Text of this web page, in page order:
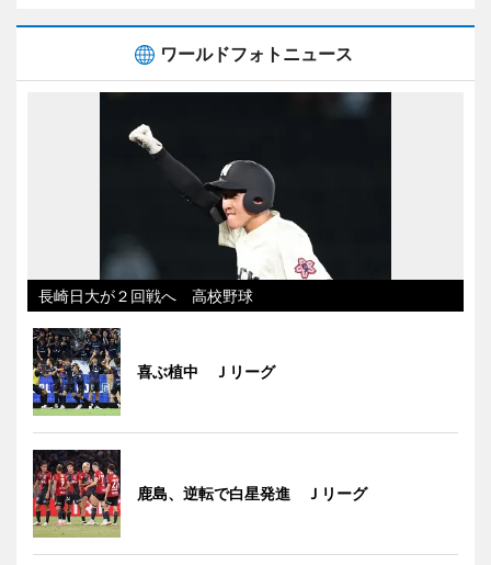
ワールドフォトニュース
長崎日大が２回戦へ 高校野球
喜ぶ植中 Ｊリーグ
鹿島、逆転で白星発進 Ｊリーグ